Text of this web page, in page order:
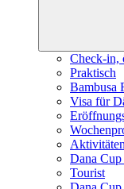
Check-in,
Praktisch
Bambusa
Visa für
Aktivitäten
Dana
Tourist